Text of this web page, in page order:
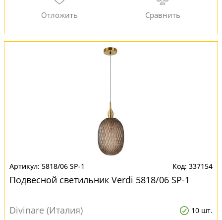
5818/06 SP-1 337154
Подвесной светильник Verdi 5818/06 SP-1
Divinare (Италия) 10 шт.